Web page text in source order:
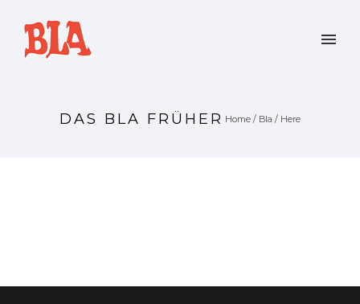
DAS BLA FRÜHER Home / Bla / Here